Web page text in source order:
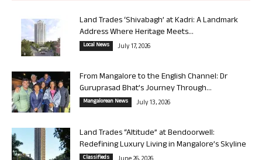
Land Trades ‘Shivabagh’ at Kadri: A Landmark
Address Where Heritage Meets...
Local News July 17, 2026
From Mangalore to the English Channel: Dr
Guruprasad Bhat’s Journey Through...
Mangalorean News July 13, 2026
Land Trades “Altitude” at Bendoorwell:
Redefining Luxury Living in Mangalore’s Skyline